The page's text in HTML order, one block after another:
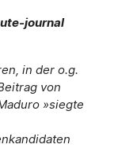
journal
in der o.g.
von
»siegte